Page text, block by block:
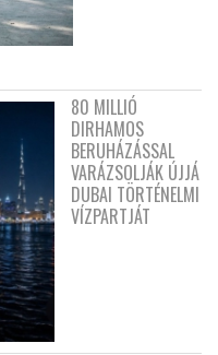
80 MILLIÓ
DIRHAMOS
BERUHÁZÁSSAL
VARÁZSOLJÁK ÚJJÁ
DUBAI TÖRTÉNELMI
VÍZPARTJÁT